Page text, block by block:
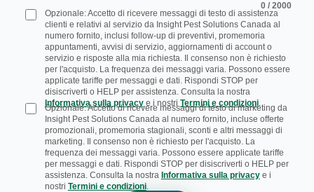
0 / 2000
Opzionale: Accetto di ricevere messaggi di testo di assistenza
clienti e relativi al servizio da Insight Pest Solutions Canada al
numero fornito, inclusi follow-up di preventivi, promemoria
appuntamenti, avvisi di servizio, aggiornamenti di account o
servizio e risposte alla mia richiesta. Il consenso non è richiesto
per l'acquisto. La frequenza dei messaggi varia. Possono essere
applicate tariffe per messaggi e dati. Rispondi STOP per
disiscriverti o HELP per assistenza. Consulta la nostra
Informativa sulla privacy e i nostri Termini e condizioni.
Opzionale: Accetto di ricevere messaggi di testo di marketing da
Insight Pest Solutions Canada al numero fornito, incluse offerte
promozionali, promemoria stagionali, sconti e altri messaggi di
marketing. Il consenso non è richiesto per l'acquisto. La
frequenza dei messaggi varia. Possono essere applicate tariffe
per messaggi e dati. Rispondi STOP per disiscriverti o HELP per
assistenza. Consulta la nostra Informativa sulla privacy e i
nostri Termini e condizioni.